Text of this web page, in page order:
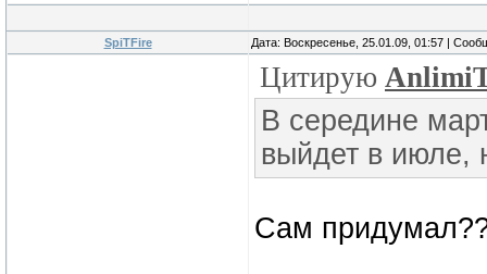
SpiTFire Дата: Воскресенье, 25.01.09, 01:57 |
Цитирую
В середине
выйдет в июле,
Сам